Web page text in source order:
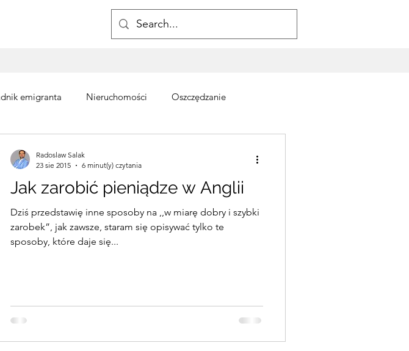
emigranta Nieruchomości Oszczędzanie
Jak zarobić pieniądze w Anglii
Dziś przedstawię inne sposoby na ,,w miarę dobry i szybki
zarobek”, jak zawsze, staram się opisywać tylko te
sposoby, które daje się...
Radoslaw Salak
23 sie 2015
6 minut(y) czytania